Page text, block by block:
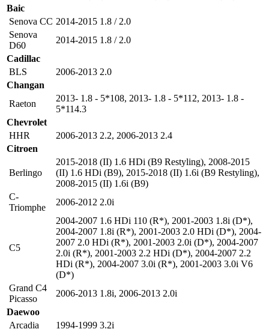
Baic
Senova CC 2014-2015 1.8 / 2.0
Senova
D60
2014-2015 1.8 / 2.0
Cadillac
BLS
2006-2013 2.0
Changan
Raeton
2013- 1.8 - 5*108, 2013- 1.8 - 5*112, 2013- 1.8 -
5*114.3
Chevrolet
HHR
2006-2013 2.2, 2006-2013 2.4
Citroen
Berlingo
2015-2018 (II) 1.6 HDi (B9 Restyling), 2008-2015
(II) 1.6 HDi (В9), 2015-2018 (II) 1.6i (B9 Restyling),
2008-2015 (II) 1.6i (В9)
C-
Triomphe
2006-2012 2.0i
C5
2004-2007 1.6 HDi 110 (R*), 2001-2003 1.8i (D*),
2004-2007 1.8i (R*), 2001-2003 2.0 HDi (D*), 2004-
2007 2.0 HDi (R*), 2001-2003 2.0i (D*), 2004-2007
2.0i (R*), 2001-2003 2.2 HDi (D*), 2004-2007 2.2
HDi (R*), 2004-2007 3.0i (R*), 2001-2003 3.0i V6
(D*)
Grand C4
Picasso
2006-2013 1.8i, 2006-2013 2.0i
Daewoo
Arcadia
1994-1999 3.2i